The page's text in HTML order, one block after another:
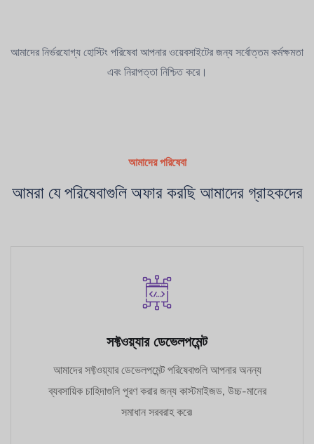
আমাদের নির্ভরযোগ্য হোস্টিং পরিষেবা আপনার ওয়েবসাইটের জন্য সর্বোত্তম কর্মক্ষমতা
এবং নিরাপত্তা নিশ্চিত করে।
আমাদের পরিষেবা
আমরা যে পরিষেবাগুলি অফার করছি আমাদের গ্রাহকদের
সফ্টওয়্যার ডেভেলপমেন্ট
আমাদের সফ্টওয়্যার ডেভেলপমেন্ট পরিষেবাগুলি আপনার অনন্য
ব্যবসায়িক চাহিদাগুলি পূরণ করার জন্য কাস্টমাইজড, উচ্চ-মানের
সমাধান সরবরাহ করে৷